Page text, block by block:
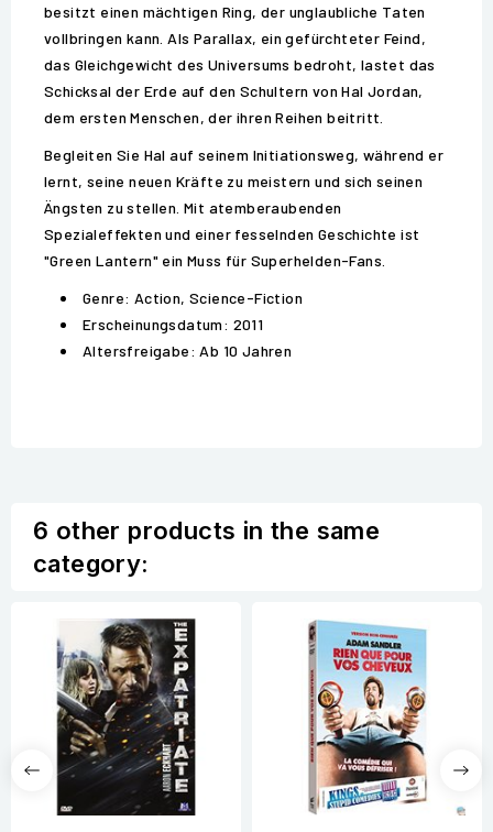
besitzt einen mächtigen Ring, der unglaubliche Taten
vollbringen kann. Als Parallax, ein gefürchteter Feind,
das Gleichgewicht des Universums bedroht, lastet das
Schicksal der Erde auf den Schultern von Hal Jordan,
dem ersten Menschen, der ihren Reihen beitritt.
Begleiten Sie Hal auf seinem Initiationsweg, während er
lernt, seine neuen Kräfte zu meistern und sich seinen
Ängsten zu stellen. Mit atemberaubenden
Spezialeffekten und einer fesselnden Geschichte ist
"Green Lantern" ein Muss für Superhelden-Fans.
Genre: Action, Science-Fiction
Erscheinungsdatum: 2011
Altersfreigabe: Ab 10 Jahren
6 other products in the same
category: